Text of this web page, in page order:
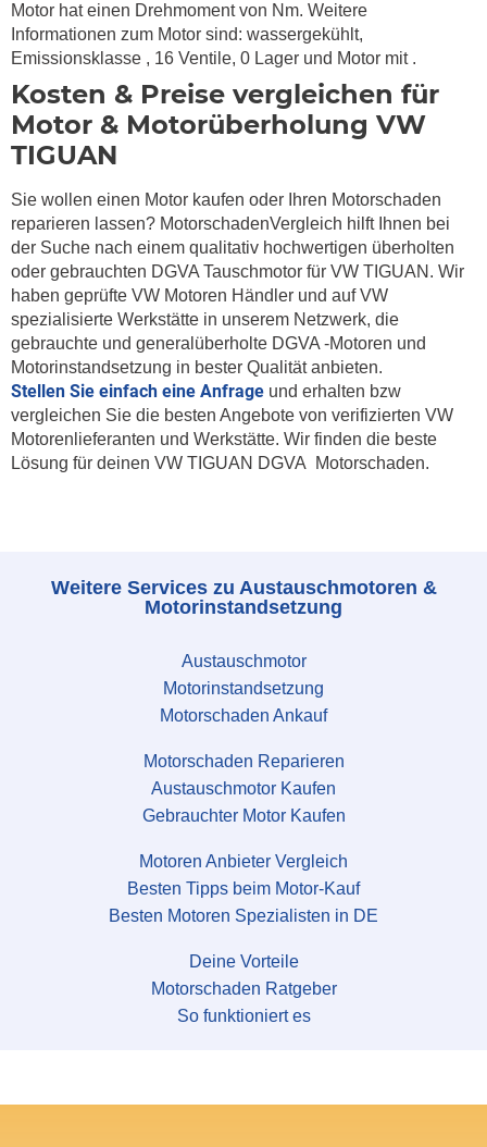
Motor hat einen Drehmoment von Nm. Weitere
Informationen zum Motor sind: wassergekühlt,
Emissionsklasse , 16 Ventile, 0 Lager und Motor mit .
Kosten & Preise vergleichen für
Motor & Motorüberholung VW
TIGUAN
Sie wollen einen Motor kaufen oder Ihren Motorschaden
reparieren lassen? MotorschadenVergleich hilft Ihnen bei
der Suche nach einem qualitativ hochwertigen überholten
oder gebrauchten DGVA Tauschmotor für VW TIGUAN. Wir
haben geprüfte VW Motoren Händler und auf VW
spezialisierte Werkstätte in unserem Netzwerk, die
gebrauchte und generalüberholte DGVA -Motoren und
Motorinstandsetzung in bester Qualität anbieten.
Stellen Sie einfach eine Anfrage und erhalten bzw
vergleichen Sie die besten Angebote von verifizierten VW
Motorenlieferanten und Werkstätte. Wir finden die beste
Lösung für deinen VW TIGUAN DGVA Motorschaden.
Weitere Services zu Austauschmotoren &
Motorinstandsetzung
Austauschmotor
Motorinstandsetzung
Motorschaden Ankauf
Motorschaden Reparieren
Austauschmotor Kaufen
Gebrauchter Motor Kaufen
Motoren Anbieter Vergleich
Besten Tipps beim Motor-Kauf
Besten Motoren Spezialisten in DE
Deine Vorteile
Motorschaden Ratgeber
So funktioniert es